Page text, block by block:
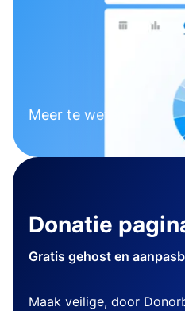
Meer te weten komen
Donatie
Gratis gehost en
Maak veilige, door